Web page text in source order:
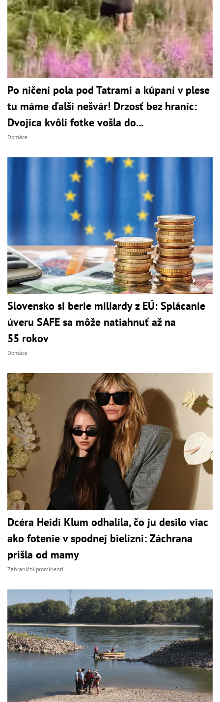
Po ničení pola pod Tatrami a kúpaní v plese
tu máme ďalší nešvár! Drzosť bez hraníc:
Dvojica kvôli fotke vošla do...
Domáce
Slovensko si berie miliardy z EÚ: Splácanie
úveru SAFE sa môže natiahnuť až na
55 rokov
Domáce
Dcéra Heidi Klum odhalila, čo ju desilo viac
ako fotenie v spodnej bielizni: Záchrana
prišla od mamy
Zahraniční prominenti